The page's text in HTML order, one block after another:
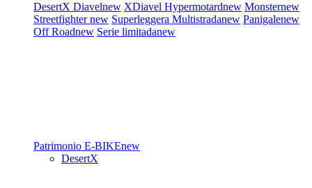
DesertX Diavelnew XDiavel Hypermotardnew Monsternew
Streetfighternew Superleggera Multistradanew Panigalenew
Off Roadnew Serie limitadanew
Patrimonio E-BIKEnew
DesertX